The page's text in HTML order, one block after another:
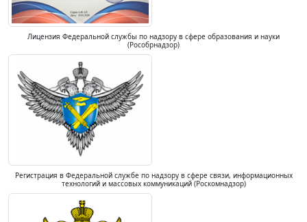
Лицензия Федеральной службы по надзору в сфере образования и науки
(Рособрнадзор)
Регистрация в Федеральной службе по надзору в сфере связи, информационных
технологий и массовых коммуникаций (Роскомнадзор)